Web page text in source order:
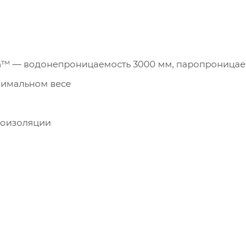
— водонепроницаемость 3000 мм,
весе